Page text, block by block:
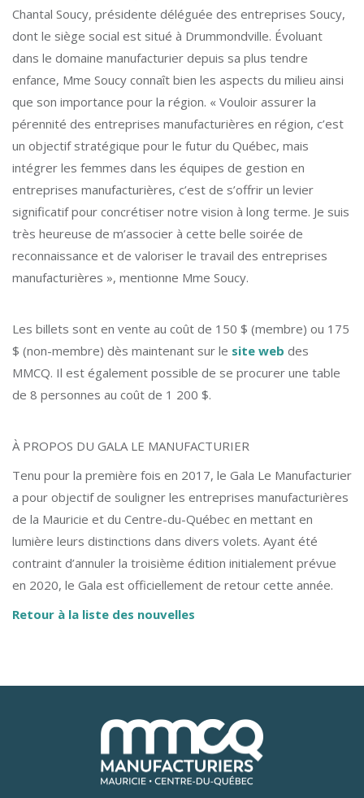
Chantal Soucy, présidente déléguée des entreprises Soucy,
dont le siège social est situé à Drummondville. Évoluant
dans le domaine manufacturier depuis sa plus tendre
enfance, Mme Soucy connaît bien les aspects du milieu ainsi
que son importance pour la région. « Vouloir assurer la
pérennité des entreprises manufacturières en région, c’est
un objectif stratégique pour le futur du Québec, mais
intégrer les femmes dans les équipes de gestion en
entreprises manufacturières, c’est de s’offrir un levier
significatif pour concrétiser notre vision à long terme. Je suis
très heureuse de m’associer à cette belle soirée de
reconnaissance et de valoriser le travail des entreprises
manufacturières », mentionne Mme Soucy.
Les billets sont en vente au coût de 150 $ (membre) ou 175
$ (non-membre) dès maintenant sur le site web des
MMCQ. Il est également possible de se procurer une table
de 8 personnes au coût de 1 200 $.
À PROPOS DU GALA LE MANUFACTURIER
Tenu pour la première fois en 2017, le Gala Le Manufacturier
a pour objectif de souligner les entreprises manufacturières
de la Mauricie et du Centre-du-Québec en mettant en
lumière leurs distinctions dans divers volets. Ayant été
contraint d’annuler la troisième édition initialement prévue
en 2020, le Gala est officiellement de retour cette année.
Retour à la liste des nouvelles